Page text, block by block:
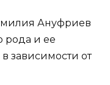
Ануфриев
рода и ее
зависимости от